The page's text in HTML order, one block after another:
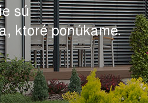
sú
ktoré ponúkame.